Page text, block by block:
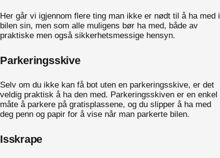
Her går vi igjennom flere ting man ikke er nødt til å ha med i
bilen sin, men som alle muligens bør ha med, både av
praktiske men også sikkerhetsmessige hensyn.
Parkeringsskive
Selv om du ikke kan få bot uten en parkeringsskive, er det
veldig praktisk å ha den med. Parkeringsskiven er en enkel
måte å parkere på gratisplassene, og du slipper å ha med
deg penn og papir for å vise når man parkerte bilen.
Isskrape